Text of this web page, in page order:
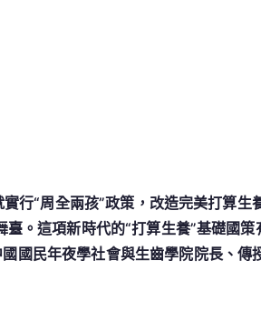
行“周全兩孩”政策，改造完美打算
臺。這項新時代的“打算生養”基礎國
民年夜學社會與生齒學院院長、傳